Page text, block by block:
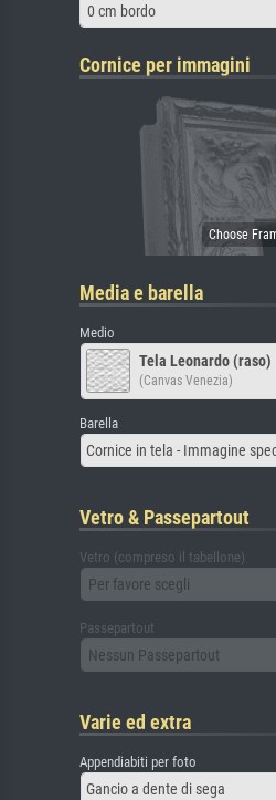
0 cm bordo
Cornice per immagini
Media e barella
Medio
Tela Leonardo (raso)
(Canvas Venezia)
Barella
Cornice in tela - Immagine
Vetro & Passepartout
Vetro (compreso il tabellone)
Per favore scegli
Passepartout
Nessun Passepartout
Varie ed extra
Appendiabiti per foto
Gancio a dente di sega